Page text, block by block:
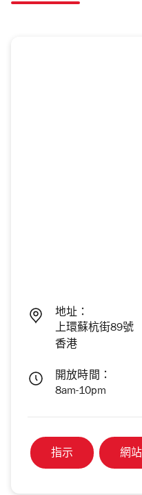
地址：
上環蘇杭街89號
香港
開放時間：
8am-10pm
指示 網站